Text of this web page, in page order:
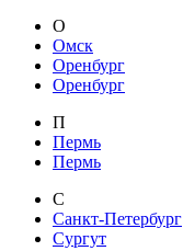
О
Омск
Оренбург
Оренбург
П
Пермь
Пермь
С
Санкт-Петербург
Сургут